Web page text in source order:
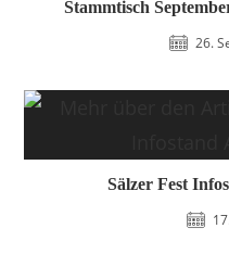
Stammtisch
26.
Sälzer Fest